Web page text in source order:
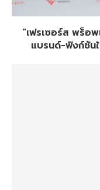
“เฟรเซอร์ส พร็อ
แบรนด์-ฟังก์ชัน